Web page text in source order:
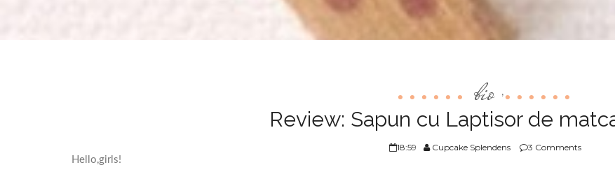
bio ,
Review: Sapun cu Laptisor de
18:59 Cupcake Splendens
3 Comments
Hello,girls!